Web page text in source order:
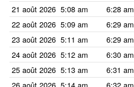
21 août 2026 5:08 am 6:28 am
22 août 2026 5:09 am 6:29 am
23 août 2026 5:11 am 6:29 am
24 août 2026 5:12 am 6:30 am
25 août 2026 5:13 am 6:31 am